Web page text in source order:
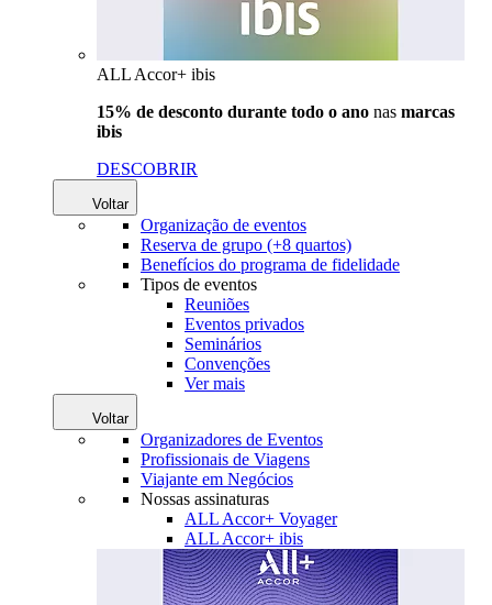
ALL Accor+ ibis
15% de desconto durante todo o ano nas marcas
ibis
DESCOBRIR
Voltar
Organização de eventos
Reserva de grupo (+8 quartos)
Benefícios do programa de fidelidade
Tipos de eventos
Reuniões
Eventos privados
Seminários
Convenções
Ver mais
Voltar
Organizadores de Eventos
Profissionais de Viagens
Viajante em Negócios
Nossas assinaturas
ALL Accor+ Voyager
ALL Accor+ ibis